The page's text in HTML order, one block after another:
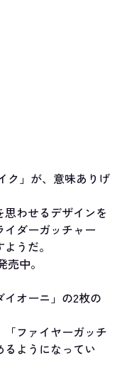
ク」が、意味ありげ
わせるデザインを
ダーガッチャー
うだ。
中。
オーニ」の2枚の
ファイヤーガッチ
ようになってい